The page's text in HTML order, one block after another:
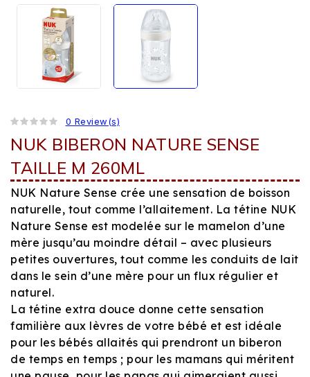
0 Review(s)
NUK BIBERON NATURE SENSE
TAILLE M 260ML
NUK Nature Sense crée une sensation de boisson
naturelle, tout comme l’allaitement. La tétine NUK
Nature Sense est modelée sur le mamelon d’une
mère jusqu’au moindre détail – avec plusieurs
petites ouvertures, tout comme les conduits de lait
dans le sein d’une mère pour un flux régulier et
naturel.
La tétine extra douce donne cette sensation
familière aux lèvres de votre bébé et est idéale
pour les bébés allaités qui prendront un biberon
de temps en temps ; pour les mamans qui méritent